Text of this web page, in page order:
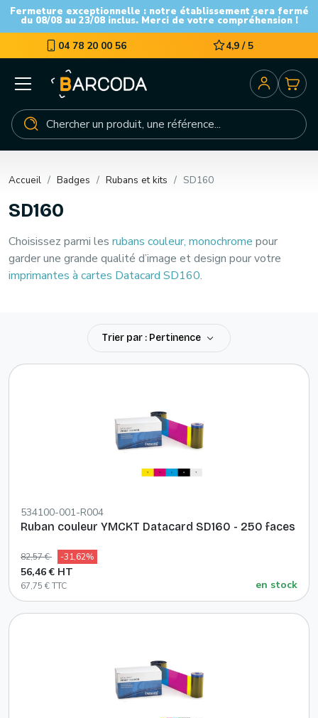
Fermeture exceptionnelle : notre établissement sera fermé
du 08/08 au 23/08 inclus. Merci de votre compréhension !
04 78 20 00 56 4,9 / 5
Accueil Badges Rubans et kits SD160
SD160
Choisissez parmi les rubans couleur, monochrome pour
garder une grande qualité d’image et design pour votre
imprimantes à cartes Datacard SD160.
Trier par : Pertinence
534100-001-R004
Ruban couleur YMCKT Datacard SD160 - 250 faces
82,57 € -31,62%
56,46 € HT
67,75 € TTC en stock